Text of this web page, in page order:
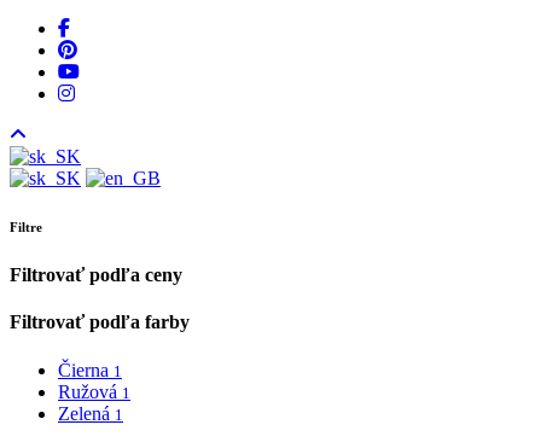
facebook
pinterest
youtube
instagram
Filtre
Filtrovať podľa ceny
Filtrovať podľa farby
Čierna 1
Ružová 1
Zelená 1